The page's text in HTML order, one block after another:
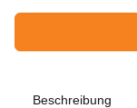
Beschreibung